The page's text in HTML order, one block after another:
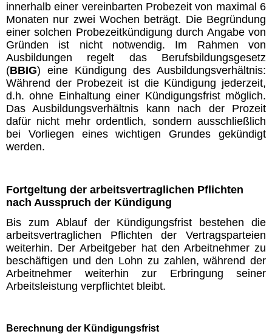
innerhalb einer vereinbarten Probezeit von maximal 6
Monaten nur zwei Wochen beträgt. Die Begründung
einer solchen Probezeitkündigung durch Angabe von
Gründen ist nicht notwendig. Im Rahmen von
Ausbildungen regelt das Berufsbildungsgesetz
(BBIG) eine Kündigung des Ausbildungsverhältnis:
Während der Probezeit ist die Kündigung jederzeit,
d.h. ohne Einhaltung einer Kündigungsfrist möglich.
Das Ausbildungsverhältnis kann nach der Prozeit
dafür nicht mehr ordentlich, sondern ausschließlich
bei Vorliegen eines wichtigen Grundes gekündigt
werden.
Fortgeltung der arbeitsvertraglichen Pflichten
nach Ausspruch der Kündigung
Bis zum Ablauf der Kündigungsfrist bestehen die
arbeitsvertraglichen Pflichten der Vertragsparteien
weiterhin. Der Arbeitgeber hat den Arbeitnehmer zu
beschäftigen und den Lohn zu zahlen, während der
Arbeitnehmer weiterhin zur Erbringung seiner
Arbeitsleistung verpflichtet bleibt.
Berechnung der Kündigungsfrist